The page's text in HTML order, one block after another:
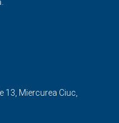
13, Miercurea Ciuc,